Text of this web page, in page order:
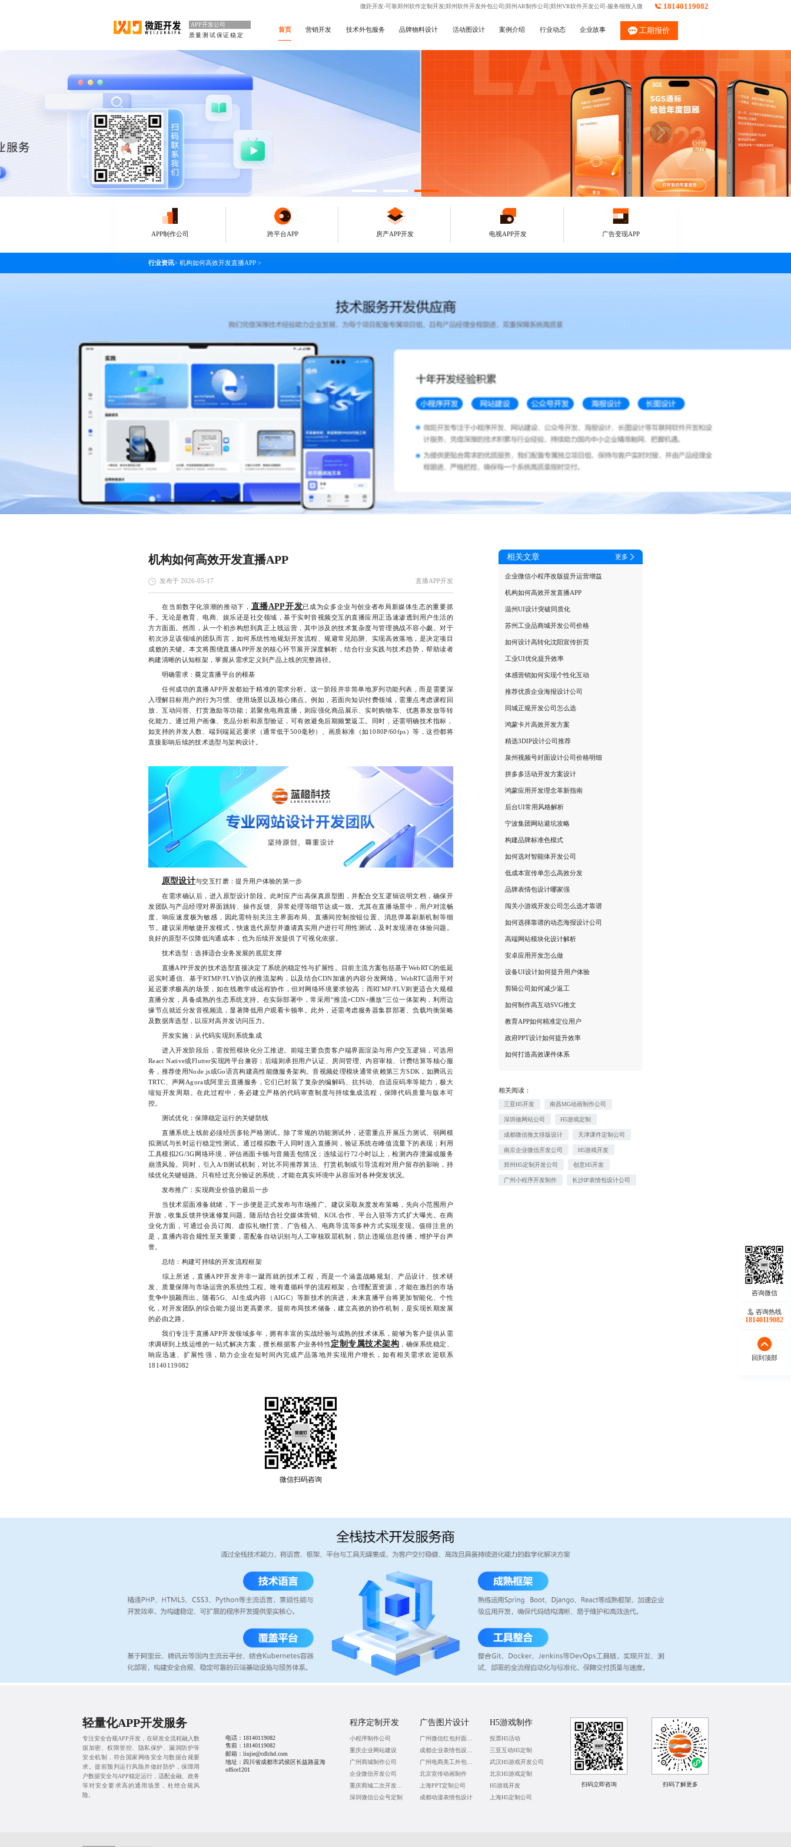
微距开发-可靠郑州软件定制开发|郑州软件开发外包公司|郑州AR制作公司|郑州VR软件开发公司-服务细致入微 18140119082
APP开发公司
质量测试保证稳定
首页 营销开发 技术外包服务 品牌物料设计 活动图设计 案例介绍 行业动态 企业故事 工期报价
APP制作公司 跨平台APP 房产APP开发 电视APP开发 广告变现APP
行业资讯> 机构如何高效开发直播APP >
机构如何高效开发直播APP
发布于 2026-05-17 直播APP开发
在当前数字化浪潮的推动下， 直播APP开发已成为众多企业与创业者布局新媒体生态的重要抓
手。无论是教育、电商、娱乐还是社交领域，基于实时音视频交互的直播应用正迅速渗透到用户生活的
方方面面。然而，从一个初步构想到真正上线运营，其中涉及的技术复杂度与管理挑战不容小觑。对于
初次涉足该领域的团队而言，如何系统性地规划开发流程、规避常见陷阱、实现高效落地，是决定项目
成败的关键。本文将围绕直播APP开发的核心环节展开深度解析，结合行业实践与技术趋势，帮助读者
构建清晰的认知框架，掌握从需求定义到产品上线的完整路径。
明确需求：奠定直播平台的根基
任何成功的直播APP开发都始于精准的需求分析。这一阶段并非简单地罗列功能列表，而是需要深
入理解目标用户的行为习惯、使用场景以及核心痛点。例如，若面向知识付费领域，需重点考虑课程回
放、互动问答、打赏激励等功能；若聚焦电商直播，则应强化商品展示、实时购物车、优惠券发放等转
化能力。通过用户画像、竞品分析和原型验证，可有效避免后期频繁返工。同时，还需明确技术指标，
如支持的并发人数、端到端延迟要求（通常低于500毫秒）、画质标准（如1080P/60fps）等，这些都将
直接影响后续的技术选型与架构设计。
原型设计与交互打磨：提升用户体验的第一步
在需求确认后，进入原型设计阶段。此时应产出高保真原型图，并配合交互逻辑说明文档，确保开
发团队与产品经理对界面跳转、操作反馈、异常处理等细节达成一致。尤其在直播场景中，用户对流畅
度、响应速度极为敏感，因此需特别关注主界面布局、直播间控制按钮位置、消息弹幕刷新机制等细
节。建议采用敏捷开发模式，快速迭代原型并邀请真实用户进行可用性测试，及时发现潜在体验问题。
良好的原型不仅降低沟通成本，也为后续开发提供了可视化依据。
技术选型：选择适合业务发展的底层支撑
直播APP开发的技术选型直接决定了系统的稳定性与扩展性。目前主流方案包括基于WebRTC的低延
迟实时通信、基于RTMP/FLV协议的推流架构，以及结合CDN加速的内容分发网络。WebRTC适用于对
延迟要求极高的场景，如在线教学或远程协作，但对网络环境要求较高；而RTMP/FLV则更适合大规模
直播分发，具备成熟的生态系统支持。在实际部署中，常采用“推流+CDN+播放”三位一体架构，利用边
缘节点就近分发音视频流，显著降低用户观看卡顿率。此外，还需考虑服务器集群部署、负载均衡策略
及数据库选型，以应对高并发访问压力。
开发实施：从代码实现到系统集成
进入开发阶段后，需按照模块化分工推进。前端主要负责客户端界面渲染与用户交互逻辑，可选用
React Native或Flutter实现跨平台兼容；后端则承担用户认证、房间管理、内容审核、计费结算等核心服
务，推荐使用Node.js或Go语言构建高性能微服务架构。音视频处理模块通常依赖第三方SDK，如腾讯云
TRTC、声网Agora或阿里云直播服务，它们已封装了复杂的编解码、抗抖动、自适应码率等能力，极大
缩短开发周期。在此过程中，务必建立严格的代码审查制度与持续集成流程，保障代码质量与版本可
控。
测试优化：保障稳定运行的关键防线
直播系统上线前必须经历多轮严格测试。除了常规的功能测试外，还需重点开展压力测试、弱网模
拟测试与长时运行稳定性测试。通过模拟数千人同时连入直播间，验证系统在峰值流量下的表现；利用
工具模拟2G/3G网络环境，评估画面卡顿与音频丢包情况；连续运行72小时以上，检测内存泄漏或服务
崩溃风险。同时，引入A/B测试机制，对比不同推荐算法、打赏机制或引导流程对用户留存的影响，持
续优化关键链路。只有经过充分验证的系统，才能在真实环境中从容应对各种突发状况。
发布推广：实现商业价值的最后一步
当技术层面准备就绪，下一步便是正式发布与市场推广。建议采取灰度发布策略，先向小范围用户
开放，收集反馈并快速修复问题。随后结合社交媒体营销、KOL合作、平台入驻等方式扩大曝光。在商
业化方面，可通过会员订阅、虚拟礼物打赏、广告植入、电商导流等多种方式实现变现。值得注意的
是，直播内容合规性至关重要，需配备自动识别与人工审核双层机制，防止违规信息传播，维护平台声
誉。
总结：构建可持续的开发流程框架
综上所述，直播APP开发并非一蹴而就的技术工程，而是一个涵盖战略规划、产品设计、技术研
发、质量保障与市场运营的系统性工程。唯有遵循科学的流程框架，合理配置资源，才能在激烈的市场
竞争中脱颖而出。随着5G、AI生成内容（AIGC）等新技术的演进，未来直播平台将更加智能化、个性
化，对开发团队的综合能力提出更高要求。提前布局技术储备，建立高效的协作机制，是实现长期发展
的必由之路。
我们专注于直播APP开发领域多年，拥有丰富的实战经验与成熟的技术体系，能够为客户提供从需
求调研到上线运维的一站式解决方案，擅长根据客户业务特性定制专属技术架构 ，确保系统稳定、
响应迅速、扩展性强，助力企业在短时间内完成产品落地并实现用户增长，如有相关需求欢迎联系
18140119082
微信扫码咨询
相关文章 更多
企业微信小程序改版提升运营增益
机构如何高效开发直播APP
温州UI设计突破同质化
苏州工业品商城开发公司价格
如何设计高转化沈阳宣传折页
工业UI优化提升效率
体感营销如何实现个性化互动
推荐优质企业海报设计公司
同城正规开发公司怎么选
鸿蒙卡片高效开发方案
精选3DIP设计公司推荐
泉州视频号封面设计公司价格明细
拼多多活动开发方案设计
鸿蒙应用开发理念革新指南
后台UI常用风格解析
宁波集团网站避坑攻略
构建品牌标准色模式
如何选对智能体开发公司
低成本宣传单怎么高效分发
品牌表情包设计哪家强
闯关小游戏开发公司怎么选才靠谱
如何选择靠谱的动态海报设计公司
高端网站模块化设计解析
安卓应用开发怎么做
设备UI设计如何提升用户体验
剪辑公司如何减少返工
如何制作高互动SVG推文
教育APP如何精准定位用户
政府PPT设计如何提升效率
如何打造高效课件体系
相关阅读：
三亚H5开发 南昌MG动画制作公司
深圳做网站公司 H5游戏定制
成都微信推文排版设计 天津课件定制公司
南京企业微信开发公司 H5游戏开发
郑州H5定制开发公司 创意H5开发
广州小程序开发制作 长沙IP表情包设计公司
咨询热线
18140119082
回到顶部
轻量化APP开发服务
专注安全合规APP开发，在研发全流程融入数
据加密、权限管控、隐私保护、漏洞防护等
安全机制，符合国家网络安全与数据合规要
求。提前预判运行风险并做好防护，保障用
户数据安全与APP稳定运行，适配金融、政务
等对安全要求高的通用场景，杜绝合规风
险。
电话： 18140119082
售前： 18140119082
邮箱：liujie@cdlchd.com
地址：四川省成都市武侯区长益路蓝海
office1201
程序定制开发
小程序制作公司
重庆企业网站建设
广州商城制作公司
企业微信开发公司
重庆商城二次开发公司
深圳微信公众号定制
广告图片设计
广州微信红包封面设计
成都企业表情包设计公司
北京宣传动画制作
上海PPT定制公司
成都动漫表情包设计
H5游戏制作
投票H5活动
三亚互动H5定制
武汉H5游戏开发公司
北京H5游戏定制
H5游戏开发
上海H5定制公司
扫码立即咨询 扫码了解更多